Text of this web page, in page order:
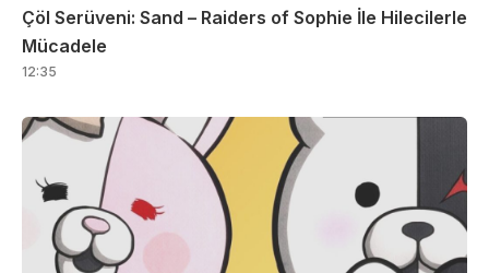
Çöl Serüveni: Sand – Raiders of Sophie İle Hilecilerle
Mücadele
12:35